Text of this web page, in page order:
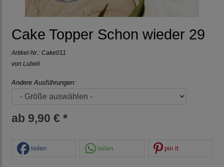
Cake Topper Schon wieder 29
Artikel-Nr.: Cake011
von Lubeli
Andere Ausführungen:
ab 9,90 € *
teilen teilen pin it